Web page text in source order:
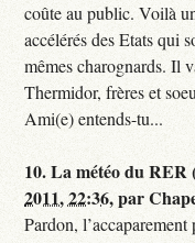
coûte au public. Voilà
accélérés des Etats qui
mêmes charognards. Il
Thermidor, frères et
Ami(e) entends-tu...
10.La météo du RER
2011, 22:36,par
Pardon,